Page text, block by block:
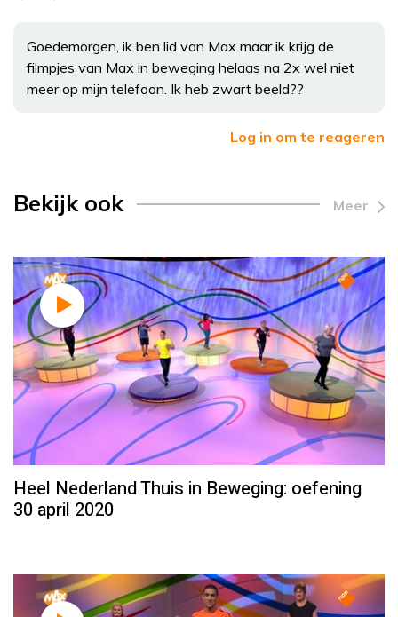
Goedemorgen, ik ben lid van Max maar ik krijg de
filmpjes van Max in beweging helaas na 2x wel niet
meer op mijn telefoon. Ik heb zwart beeld??
Log in om te reageren
Bekijk ook Meer
Heel Nederland Thuis in Beweging: oefening
30 april 2020